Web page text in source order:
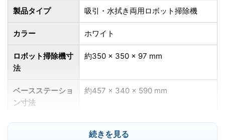
製品タイプ 吸引・水拭き両用ロボット掃除機
カラー ホワイト
ロボット掃除機寸
法
約350 × 350 × 97 mm
ベースステーショ
ン寸法
約457 × 340 × 590 mm
ロボット掃除機重
約3.89 kg
続きを見る